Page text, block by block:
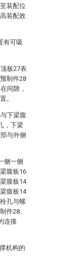
装配位
装配效
有可吸
板27表
制件28
间隙，
。
下梁腹
，下梁
与外侧
侧一侧
腹板16
腹板14
腹板14
孔与螺
件28、
连接
机构的